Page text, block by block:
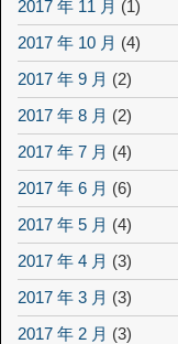
2017 年 11 月 (1)
2017 年 10 月 (4)
2017 年 9 月 (2)
2017 年 8 月 (2)
2017 年 7 月 (4)
2017 年 6 月 (6)
2017 年 5 月 (4)
2017 年 4 月 (3)
2017 年 3 月 (3)
2017 年 2 月 (3)